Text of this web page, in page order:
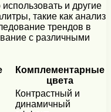
и другие
такие как анализ
трендов в
с различными
Комплементарные
цвета
Контрастный и
динамичный